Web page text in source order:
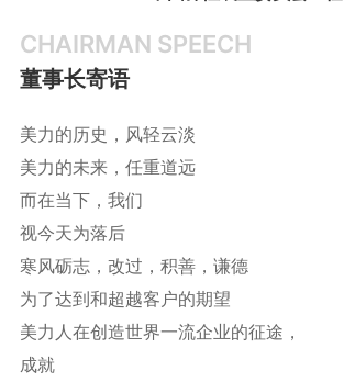
CHAIRMAN SPEECH
董事长寄语
美力的历史，风轻云淡
美力的未来，任重道远
而在当下，我们
视今天为落后
寒风砺志，改过，积善，谦德
为了达到和超越客户的期望
美力人在创造世界一流企业的征途，
成就